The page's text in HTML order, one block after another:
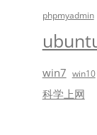
phpmyadmin
win7 win10
科学上网